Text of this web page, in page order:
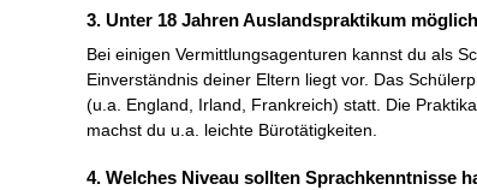
3. Unter 18 Jahren Auslandspraktikum
Bei einigen Vermittlungsagenturen kannst du als
Einverständnis deiner Eltern liegt vor. Das
(u.a. England, Irland, Frankreich) statt. Die
machst du u.a. leichte Bürotätigkeiten.
4. Welches Niveau sollten Sprachkenntnisse